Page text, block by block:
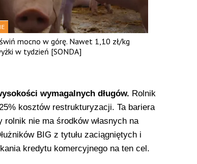
świń mocno w górę. Nawet 1,10 zł/kg
w tydzień [SONDA]
wymagalnych długów. Rolnik
kosztów restrukturyzacji. Ta bariera
nie ma środków włas­nych na
BIG z tytułu zaciągniętych i
kredytu komercyjnego na ten cel.